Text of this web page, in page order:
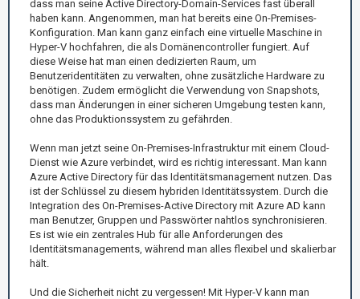
dass man seine Active Directory-Domain-Services fast überall
haben kann. Angenommen, man hat bereits eine On-Premises-
Konfiguration. Man kann ganz einfach eine virtuelle Maschine in
Hyper-V hochfahren, die als Domänencontroller fungiert. Auf
diese Weise hat man einen dedizierten Raum, um
Benutzeridentitäten zu verwalten, ohne zusätzliche Hardware zu
benötigen. Zudem ermöglicht die Verwendung von Snapshots,
dass man Änderungen in einer sicheren Umgebung testen kann,
ohne das Produktionssystem zu gefährden.
Wenn man jetzt seine On-Premises-Infrastruktur mit einem Cloud-
Dienst wie Azure verbindet, wird es richtig interessant. Man kann
Azure Active Directory für das Identitätsmanagement nutzen. Das
ist der Schlüssel zu diesem hybriden Identitätssystem. Durch die
Integration des On-Premises-Active Directory mit Azure AD kann
man Benutzer, Gruppen und Passwörter nahtlos synchronisieren.
Es ist wie ein zentrales Hub für alle Anforderungen des
Identitätsmanagements, während man alles flexibel und skalierbar
hält.
Und die Sicherheit nicht zu vergessen! Mit Hyper-V kann man